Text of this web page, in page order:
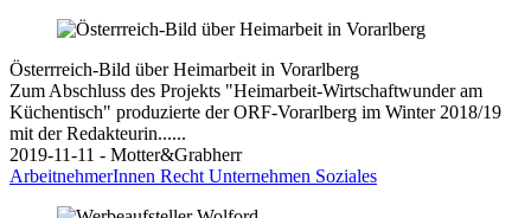
Österrreich-Bild über Heimarbeit in Vorarlberg
Zum Abschluss des Projekts "Heimarbeit-Wirtschaftwunder am
Küchentisch" produzierte der ORF-Vorarlberg im Winter 2018/19
mit der Redakteurin......
2019-11-11 - Motter&Grabherr
ArbeitnehmerInnen Recht Unternehmen Soziales